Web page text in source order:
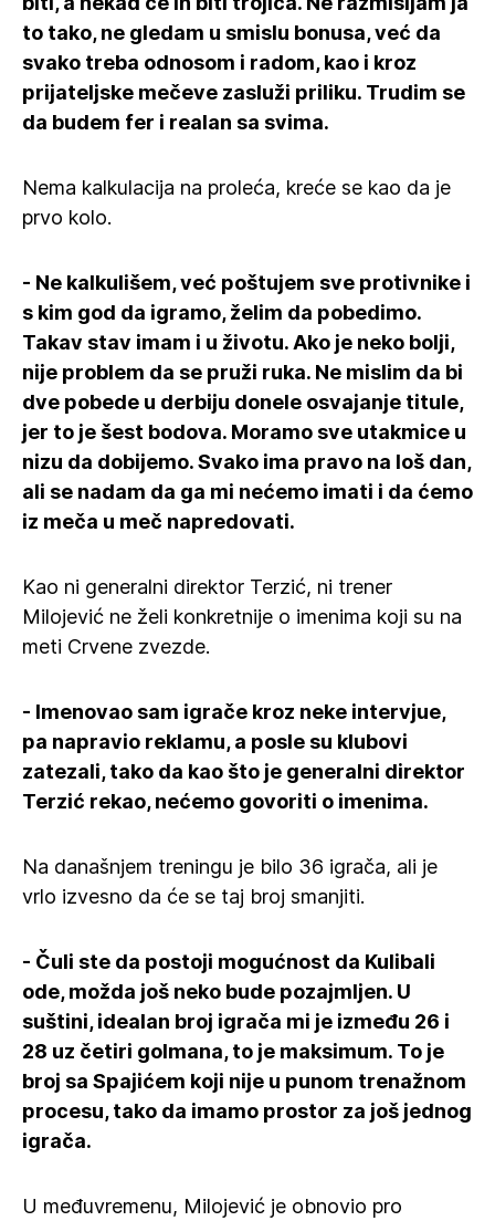
to tako, ne gledam u smislu bonusa, već da
svako treba odnosom i radom, kao i kroz
prijateljske mečeve zasluži priliku. Trudim se
da budem fer i realan sa svima.
Nema kalkulacija na proleća, kreće se kao da je
prvo kolo.
- Ne kalkulišem, već poštujem sve protivnike i
s kim god da igramo, želim da pobedimo.
Takav stav imam i u životu. Ako je neko bolji,
nije problem da se pruži ruka. Ne mislim da bi
dve pobede u derbiju donele osvajanje titule,
jer to je šest bodova. Moramo sve utakmice u
nizu da dobijemo. Svako ima pravo na loš dan,
ali se nadam da ga mi nećemo imati i da ćemo
iz meča u meč napredovati.
Kao ni generalni direktor Terzić, ni trener
Milojević ne želi konkretnije o imenima koji su na
meti Crvene zvezde.
- Imenovao sam igrače kroz neke intervjue,
pa napravio reklamu, a posle su klubovi
zatezali, tako da kao što je generalni direktor
Terzić rekao, nećemo govoriti o imenima.
Na današnjem treningu je bilo 36 igrača, ali je
vrlo izvesno da će se taj broj smanjiti.
- Čuli ste da postoji mogućnost da Kulibali
ode, možda još neko bude pozajmljen. U
suštini, idealan broj igrača mi je između 26 i
28 uz četiri golmana, to je maksimum. To je
broj sa Spajićem koji nije u punom trenažnom
procesu, tako da imamo prostor za još jednog
igrača.
U međuvremenu, Milojević je obnovio pro